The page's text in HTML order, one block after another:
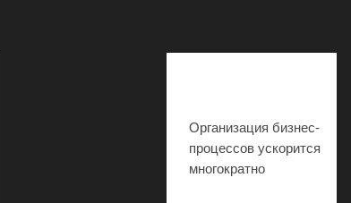
Организация бизнес-
процессов ускорится
многократно